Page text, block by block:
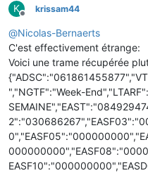
K
Offline
krissam44
@Nicolas-Bernaerts
C'est effectivement étrange:
Voici une trame récupérée
","NGTF":"Week-